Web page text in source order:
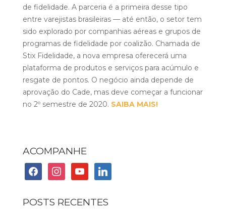
de fidelidade. A parceria é a primeira desse tipo
entre varejistas brasileiras — até então, o setor tem
sido explorado por companhias aéreas e grupos de
programas de fidelidade por coalizão. Chamada de
Stix Fidelidade, a nova empresa oferecerá uma
plataforma de produtos e serviços para acúmulo e
resgate de pontos. O negócio ainda depende de
aprovação do Cade, mas deve começar a funcionar
no 2º semestre de 2020. SAIBA MAIS!
ACOMPANHE
facebookinstagramyoutubelinkedin
POSTS RECENTES